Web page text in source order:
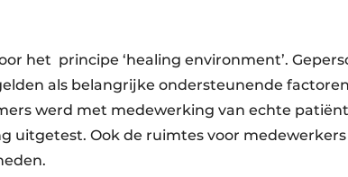
het principe ‘healing environment’.
als belangrijke ondersteunende
werd met medewerking van echte
uitgetest. Ook de ruimtes voor